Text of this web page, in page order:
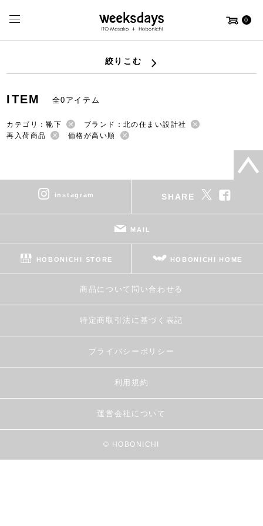
0
絞りこむ
ITEM 全0アイテム
カテゴリ：靴下
ブランド：北の住まい設計社
再入荷商品
価格が高い順
instagram SHARE
MAIL
HOBONICHI STORE HOBONICHI HOME
商品について問い合わせる
特定商取引法に基づく表記
プライバシーポリシー
利用規約
運営会社について
© HOBONICHI